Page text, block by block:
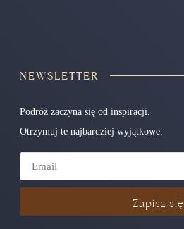
NEWSLETTER
Podróż zaczyna się od inspiracji.
Otrzymuj te najbardziej wyjątkowe.
Zapisz się